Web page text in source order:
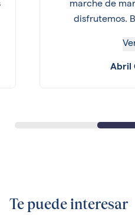
marche de
disfrutemos.
Abril
Te puede interesar